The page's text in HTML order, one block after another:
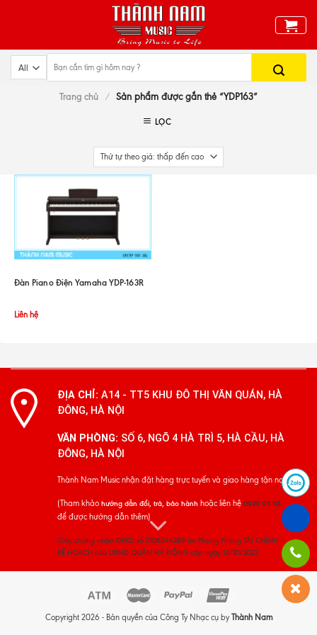
Trang chủ / Sản phẩm được gắn thẻ “YDP163”
LỌC
Đàn Piano Điện Yamaha YDP-163R
Liên hệ
ĐỊA CHỈ: A14 - TT5 KHU ĐÔ THỊ VĂN QUÁN, HÀ
ĐÔNG, HÀ NỘI
VĂN PHÒNG: SỐ 6, NGÕ 4 HÀ TRÌ 5, HÀ CẦU, HÀ
ĐÔNG, HÀ NỘI
Thành Nam Music nhận đặt hàng trực tuyến và giao hàng tận nơi
(Tham khảo hướng dẫn đổi, trả, bảo hành hoặc liên hệ 0939 911 116
để được hướng dẫn thêm)
Giấy chứng nhận ĐKKD số 0108044289 do Phòng Phòng TÀI CHÍNH -
KẾ HOẠCH của UBND QUẬN HÀ ĐÔNG cấp ngày 13/10/2022
Copyright 2026 - Bản quyền của Công Ty Nhạc cụ by Thành Nam